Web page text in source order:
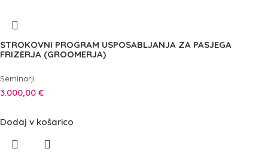
STROKOVNI PROGRAM USPOSABLJANJA ZA PASJEGA
FRIZERJA (GROOMERJA)
Seminarji
3.000,00 €
Dodaj v košarico